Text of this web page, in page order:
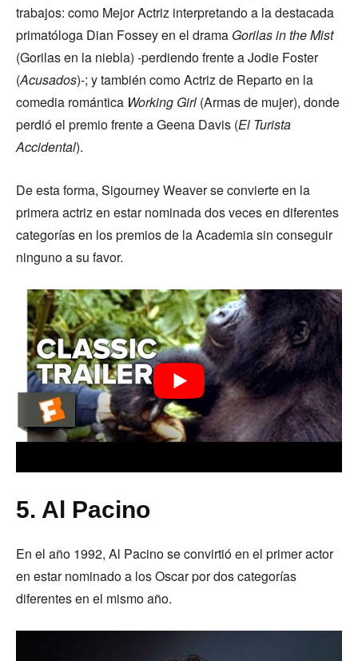
trabajos: como Mejor Actriz interpretando a la destacada
primatóloga Dian Fossey en el drama Gorilas in the Mist
(Gorilas en la niebla) -perdiendo frente a Jodie Foster
(Acusados)-; y también como Actriz de Reparto en la
comedia romántica Working Girl (Armas de mujer), donde
perdió el premio frente a Geena Davis (El Turista
Accidental).
De esta forma, Sigourney Weaver se convierte en la
primera actriz en estar nominada dos veces en diferentes
categorías en los premios de la Academia sin conseguir
ninguno a su favor.
5. Al Pacino
En el año 1992, Al Pacino se convirtió en el primer actor
en estar nominado a los Oscar por dos categorías
diferentes en el mismo año.